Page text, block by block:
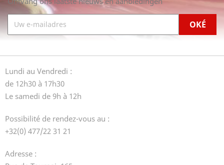
Lundi au Vendredi :
de 12h30 à 17h30
Le samedi de 9h à 12h
Possibilité de rendez-vous au :
+32(0) 477/22 31 21
Adresse :